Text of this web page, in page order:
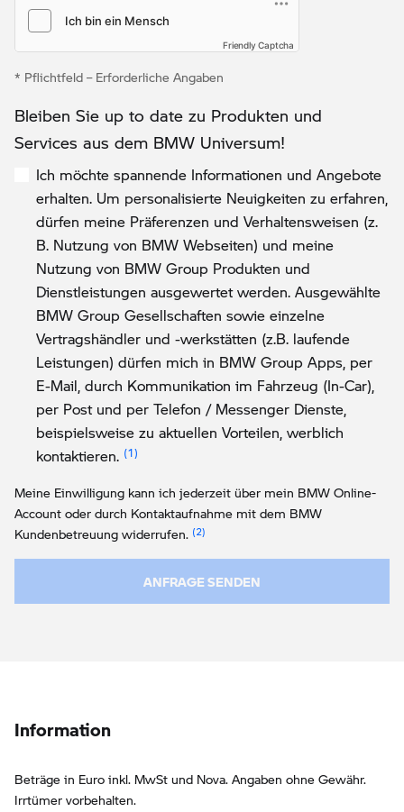
Friendly Captcha
* Pflichtfeld – Erforderliche Angaben
Bleiben Sie up to date zu Produkten und
Services aus dem BMW Universum!
Ich möchte spannende Informationen und Angebote
erhalten. Um personalisierte Neuigkeiten zu erfahren,
dürfen meine Präferenzen und Verhaltensweisen (z.
B. Nutzung von BMW Webseiten) und meine
Nutzung von BMW Group Produkten und
Dienstleistungen ausgewertet werden. Ausgewählte
BMW Group Gesellschaften sowie einzelne
Vertragshändler und -werkstätten (z.B. laufende
Leistungen) dürfen mich in BMW Group Apps, per
E-Mail, durch Kommunikation im Fahrzeug (In-Car),
per Post und per Telefon / Messenger Dienste,
beispielsweise zu aktuellen Vorteilen, werblich
kontaktieren. Link zur Fußnote: Einwilligung zur
Meine Einwilligung kann ich jederzeit über mein BMW Online-
Account oder durch Kontaktaufnahme mit dem BMW
Kundenbetreuung widerrufen. Link zur Fußnote: Widerruf der
ANFRAGE SENDEN
Information
Beträge in Euro inkl. MwSt und Nova. Angaben ohne Gewähr.
Irrtümer vorbehalten.